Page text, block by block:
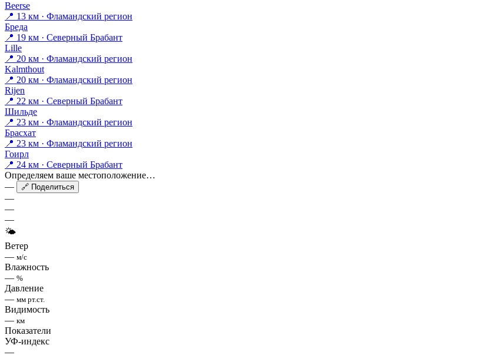
Beerse
📍 13 км · Фламандский регион
Бреда
📍 19 км · Северный Брабант
Lille
📍 20 км · Фламандский регион
Kalmthout
📍 20 км · Фламандский регион
Rijen
📍 22 км · Северный Брабант
Шильде
📍 23 км · Фламандский регион
Брасхат
📍 23 км · Фламандский регион
Гоирл
📍 24 км · Северный Брабант
Определяем ваше местоположение…
—
🔗 Поделиться
—
—
—
🌤
Ветер
— м/с
Влажность
— %
Давление
— мм рт.ст.
Видимость
— км
Показатели
УФ-индекс
—